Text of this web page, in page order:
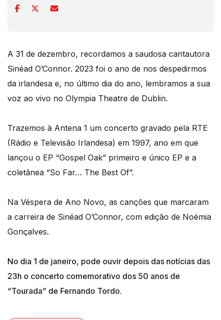
A 31 de dezembro, recordamos a saudosa cantautora
Sinéad O’Connor. 2023 foi o ano de nos despedirmos
da irlandesa e, no último dia do ano, lembramos a sua
voz ao vivo no Olympia Theatre de Dublin.
Trazemos à Antena 1 um concerto gravado pela RTE
(Rádio e Televisão Irlandesa) em 1997, ano em que
lançou o EP “Gospel Oak” primeiro e único EP e a
coletânea “So Far… The Best Of”.
Na Véspera de Ano Novo, as canções que marcaram
a carreira de Sinéad O’Connor, com edição de Noémia
Gonçalves.
No dia 1 de janeiro, pode ouvir depois das notícias das
23h o concerto comemorativo dos 50 anos de
“Tourada” de Fernando Tordo.